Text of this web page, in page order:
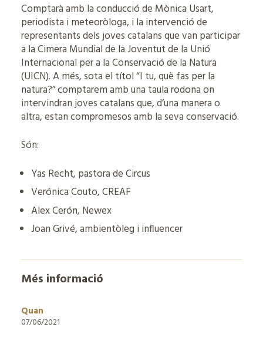
Comptarà amb la conducció de Mònica Usart,
periodista i meteoròloga, i la intervenció de
representants dels joves catalans que van participar
a la Cimera Mundial de la Joventut de la Unió
Internacional per a la Conservació de la Natura
(UICN). A més, sota el títol “I tu, què fas per la
natura?” comptarem amb una taula rodona on
intervindran joves catalans que, d’una manera o
altra, estan compromesos amb la seva conservació.
Són:
Yas Recht, pastora de Circus
Verónica Couto, CREAF
Alex Cerón, Newex
Joan Grivé, ambientòleg i influencer
Més informació
Quan
07/06/2021